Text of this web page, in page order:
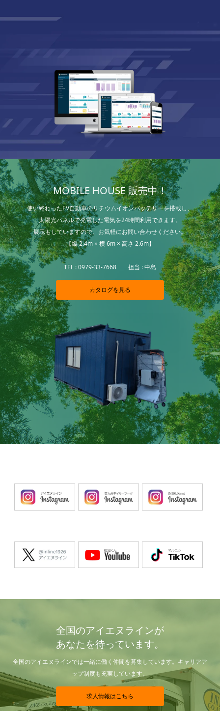
MOBILE HOUSE 販売中！
使い終わったEV自動車のリチウムイオンバッテリーを搭載し、
太陽光パネルで発電した電気を24時間利用できます。
展示もしていますので、お気軽にお問い合わせください。
【縦 2.4m × 横 6m × 高さ 2.6m】
TEL : 0979-33-7668 担当 : 中島
カタログを見る
全国のアイエヌラインが
あなたを待っています。
全国のアイエヌラインでは一緒に働く仲間を募集しています。キャリアア
ップ制度も充実しています。
求人情報はこちら